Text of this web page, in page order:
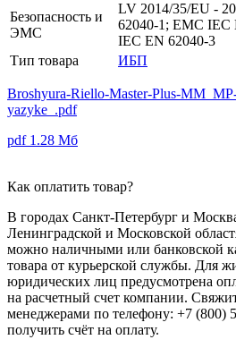
Безопасность и
ЭМС
LV 2014/35/EU -
62040-1; EMC IEC
IEC EN 62040-3
Тип товара
ИБП
Broshyura-Riello-Master-Plus-
yazyke_.pdf
pdf 1.28 Мб
Как оплатить товар?
В городах Санкт-Петербург и
Ленинградской и Московской
можно наличными или банковской
товара от курьерской службы. Для
юридических лиц предусмотрена
на расчетный счет компании.
менеджерами по телефону: +7 (800)
получить счёт на оплату.